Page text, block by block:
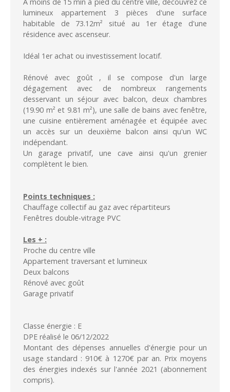
lumineux appartement 3 pièces d'une surface
habitable de 73.12m² situé au 1er étage d'une
résidence avec ascenseur.
Idéal 1er achat ou investissement locatif.
Rénové avec goût , il se compose d'un large
dégagement avec de nombreux rangements
desservant un séjour avec balcon, deux chambres
(19.90 m² et 9.81 m²), une salle de bains avec fenêtre,
une cuisine entièrement aménagée et équipée avec
un accès sur un deuxième balcon ainsi qu'un WC
indépendant.
Un garage privatif, une cave ainsi qu'un grenier
complètent le bien.
Points techniques :
Chauffage collectif au gaz avec répartiteurs
Fenêtres double-vitrage PVC
Les + :
Proche du centre ville
Appartement traversant et lumineux
Deux balcons
Rénové avec goût
Garage privatif
Classe énergie : E
DPE réalisé le 06/12/2022
Montant des dépenses annuelles d'énergie pour un
usage standard : 910€ à 1270€ par an. Prix moyens
des énergies indexés sur l'année 2021 (abonnement
compris).